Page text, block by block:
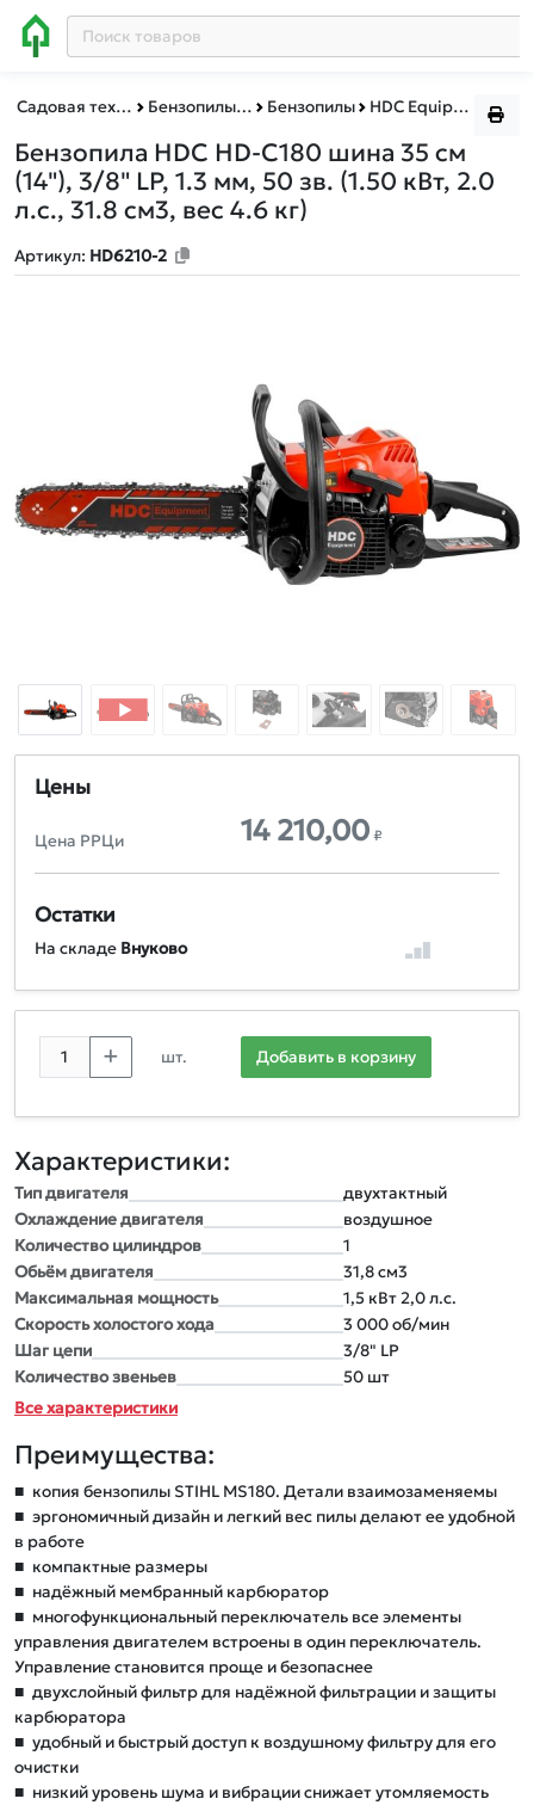
Садовая техника, оснастка и принадлежности Бензопилы и пилы цепные электрические Бензопилы HDC Equipment
Бензопила HDC HD-C180 шина 35 см
(14"), 3/8" LP, 1.3 мм, 50 зв. (1.50 кВт, 2.0
л.с., 31.8 см3, вес 4.6 кг)
Артикул: HD6210-2
Цены
Цена РРЦи 14 210,00 ₽
Остатки
На складе Внуково
шт. Добавить в корзину
Характеристики:
Тип двигателя
двуxтактный
Оxлаждение двигателя
воздушное
Количество цилиндров
1
Обьём двигателя
31,8 см3
Максимальная мощность
1,5 кВт 2,0 л.с.
Скорость xолостого xода
3 000 об/мин
Шаг цепи
3/8" LP
Количество звеньев
50 шт
Все характеристики
Преимущества:
■ копия бензопилы STIHL MS180. Детали взаимозаменяемы
■ эргономичный дизайн и легкий вес пилы делают ее удобной
в работе
■ компактные размеры
■ надёжный мембранный карбюратор
■ многофункциональный переключатель все элементы
управления двигателем встроены в один переключатель.
Управление становится проще и безопаснее
■ двухслойный фильтр для надёжной фильтрации и защиты
карбюратора
■ удобный и быстрый доступ к воздушному фильтру для его
очистки
■ низкий уровень шума и вибрации снижает утомляемость